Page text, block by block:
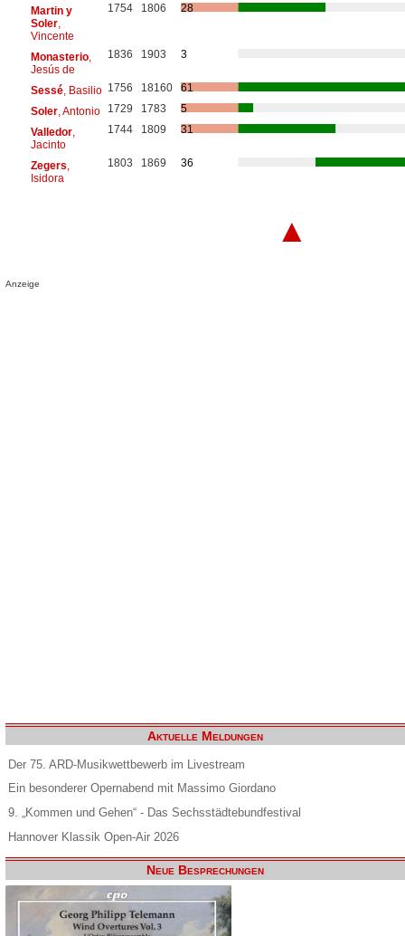
Martin y
Soler,
Vincente
1754 1806 28
Monasterio,
Jesús de
1836 1903 3
Sessé, Basilio 1756 18160
61
Soler, Antonio 1729 1783
5
Valledor,
Jacinto
1744 1809 31
Zegers
Isidora
1803 1869 36
▲
Anzeige
Aktuelle Meldungen
Der 75. ARD-Musikwettbewerb im Livestream
Ein besonderer Opernabend mit Massimo Giordano
9. „Kommen und Gehen“ - Das Sechsstädtebundfestival
Hannover Klassik Open-Air 2026
Neue Besprechungen